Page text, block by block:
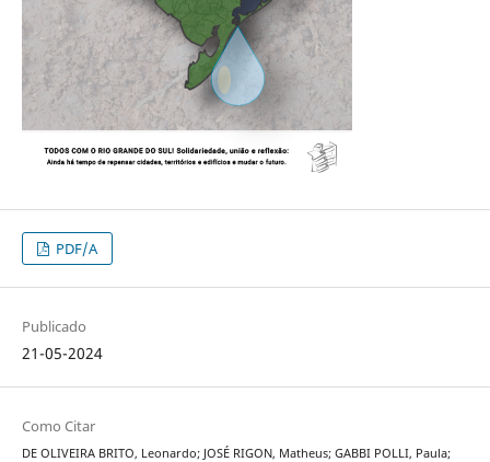
PDF/A
Publicado
21-05-2024
Como Citar
DE OLIVEIRA BRITO, Leonardo; JOSÉ RIGON, Matheus; GABBI POLLI, Paula;